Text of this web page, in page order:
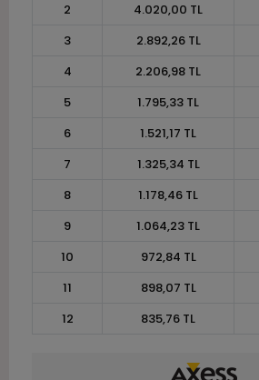
2
4.020,00 TL
3
2.892,26 TL
4
2.206,98 TL
5
1.795,33 TL
6
1.521,17 TL
7
1.325,34 TL
8
1.178,46 TL
9
1.064,23 TL
10
972,84 TL
11
898,07 TL
12
835,76 TL